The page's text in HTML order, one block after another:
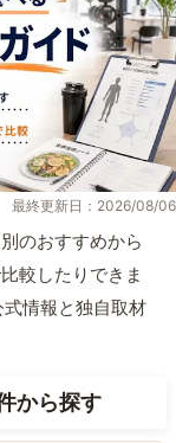
最終更新日：2026/08/06
のおすすめから
較したりできま
情報と独自取材
から探す